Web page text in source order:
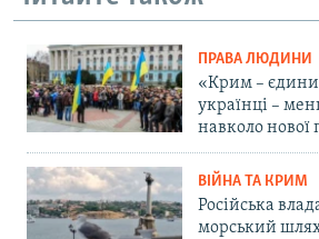
ПРАВА ЛЮДИНИ
«Крим –
українці –
навколо нової
ВІЙНА ТА КРИМ
Російська
морський